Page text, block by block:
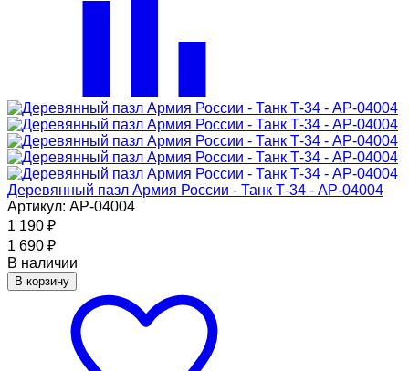
Деревянный пазл Армия России - Танк Т-34 - АР-04004
Артикул: АР-04004
1 190 ₽
1 690 ₽
В наличии
В корзину